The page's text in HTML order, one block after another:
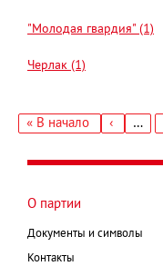
"Молодая гвардия" (1)
Черлак (1)
страниц
Первая
« В начало ←
‹ …
О партии
Документы и символы
Контакты